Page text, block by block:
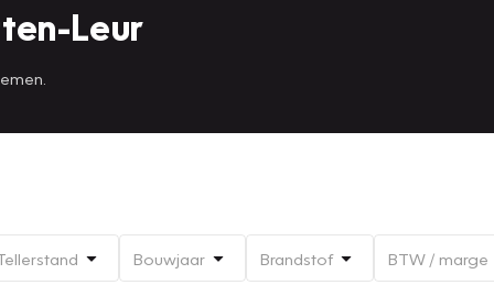
Leur
Bouwjaar Brandstof BTW / marge